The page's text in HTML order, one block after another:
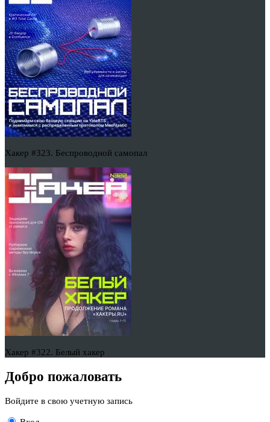
Хакер #323. Беспроводной самопал
Хакер #322. Белый хакер
Добро пожаловать
Войдите в свою учетную запись